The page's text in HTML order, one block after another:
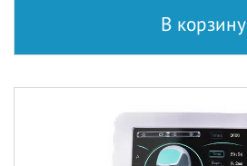
В корзину